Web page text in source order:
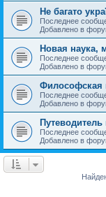
Не багато
Последнее
Добавлено в
Новая наука,
Последнее
Добавлено в
Философская
Последнее
Добавлено в
Последнее
Добавлено в